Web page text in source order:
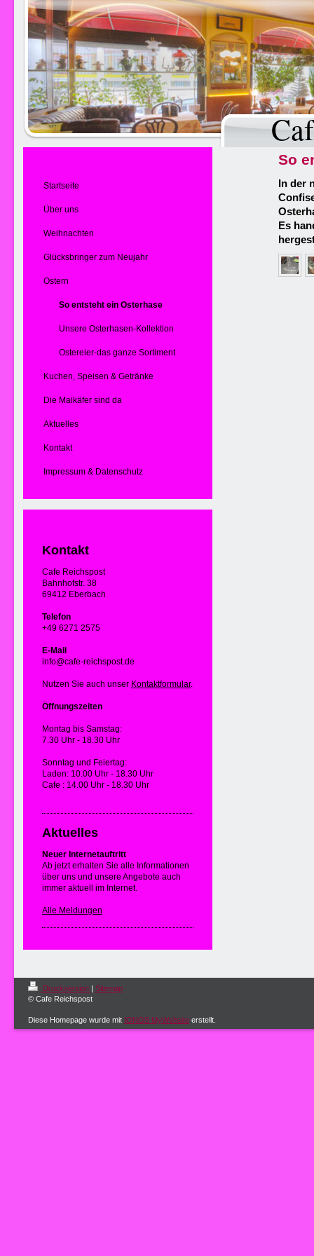
So
In der
Es
Startseite
Über uns
Weihnachten
Glücksbringer zum Neujahr
Ostern
So entsteht ein Osterhase
Unsere Osterhasen-Kollektion
Ostereier-das ganze Sortiment
Kuchen, Speisen & Getränke
Die Maikäfer sind da
Aktuelles
Kontakt
Impressum & Datenschutz
Kontakt
Cafe Reichspost
Bahnhofstr. 38
69412 Eberbach
Telefon
+49 6271 2575
E-Mail
info@cafe-reichspost.de
Nutzen Sie auch unser Kontaktformular.
Öffnungszeiten
Montag bis Samstag:
7.30 Uhr - 18.30 Uhr
Sonntag und Feiertag:
Laden: 10.00 Uhr - 18.30 Uhr
Cafe : 14.00 Uhr - 18.30 Uhr
Aktuelles
Neuer Internetauftritt
Ab jetzt erhalten Sie alle Informationen
über uns und unsere Angebote auch
immer aktuell im Internet.
Alle Meldungen
Druckversion | Sitemap
© Cafe Reichspost
Diese Homepage wurde mit IONOS MyWebsite erstellt.